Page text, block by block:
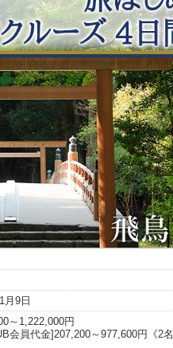
月9日
～1,222,000円
会員代金]207,200～977,600円《2名